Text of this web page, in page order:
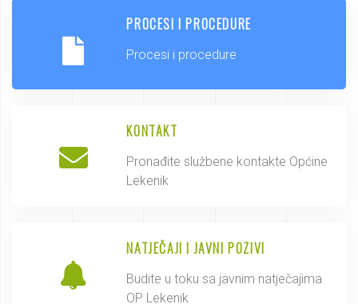
PROCESI I PROCEDURE
Procesi i procedure
KONTAKT
Pronađite službene kontakte Općine
Lekenik
NATJEČAJI I JAVNI POZIVI
Budite u toku sa javnim natječajima
OP Lekenik